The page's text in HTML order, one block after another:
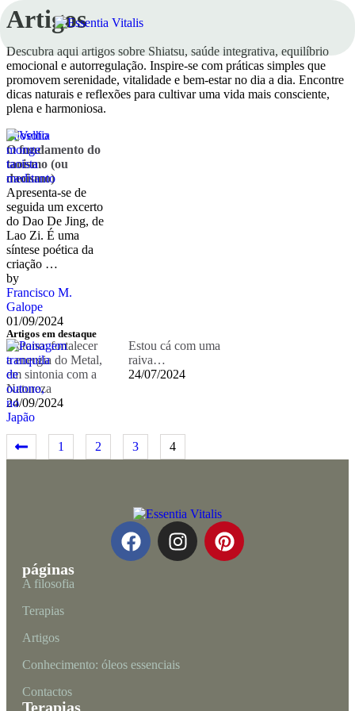
Artigos
Descubra aqui artigos sobre Shiatsu, saúde integrativa, equilíbrio
emocional e autorregulação. Inspire-se com práticas simples que
promovem serenidade, vitalidade e bem-estar no dia a dia. Encontre
dicas naturais e reflexões para cultivar uma vida mais consciente,
plena e harmoniosa.
Filosofia
O fundamento do
taoismo (ou
daoismo)
Apresenta-se de
seguida um excerto
do Dao De Jing, de
Lao Zi. É uma
síntese poética da
criação …
by
Francisco M.
Galope
01/09/2024
Artigos em destaque
Outono: fortalecer
a energia do Metal,
em sintonia com a
Natureza
24/09/2024
Estou cá com uma
raiva…
24/07/2024
1 2 3 4
páginas
A filosofia
Terapias
Artigos
Conhecimento: óleos essenciais
Contactos
Terapias